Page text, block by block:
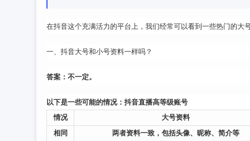
在抖音这个充满活力的平台上，我们经常可以看到一些热门的
一、抖音大号和小号资料一样吗？
答案：不一定。
以下是一些可能的情况： 抖音直播高等级账号
情况 大号资料
相同 两者资料一致，包括头像、昵称、简介等